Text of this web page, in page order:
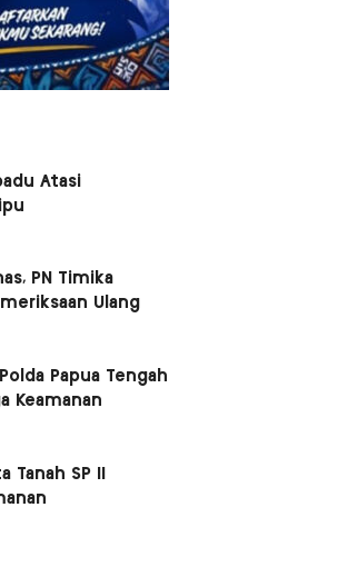
Atasi
PN Timika
Ulang
Papua Tengah
Keamanan
Tanah SP II